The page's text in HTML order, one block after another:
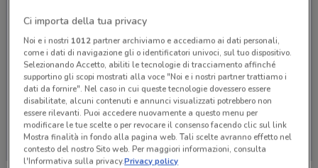
Ci dispiace, al momento non abbiamo pubblicato
volantini nella tua zona. Riprova più tardi.
Ci importa della tua privacy
Noi e i nostri 1012partner archiviamo e accediamo ai dati personali,
come i dati di navigazione gli o identificatori univoci, sul tuo dispositivo.
Selezionando Accetto, abiliti le tecnologie di tracciamento affinché
supportino gli scopi mostrati alla voce "Noi e i nostri partner trattiamo i
dati da fornire". Nel caso in cui queste tecnologie dovessero essere
disabilitate, alcuni contenuti e annunci visualizzati potrebbero non
essere rilevanti. Puoi accedere nuovamente a questo menu per
modificare le tue scelte o per revocare il consenso facendo clic sul link
Mostra finalità in fondo alla pagina web. Tali scelte avranno effetto nel
contesto del nostro Sito web. Per maggiori informazioni, consulta
l'Informativa sulla privacy.Privacy policy